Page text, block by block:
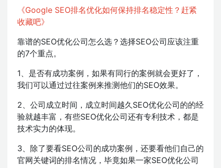
《Google SEO排名优化如何保持排名稳定性？赶紧
收藏吧》
靠谱的SEO优化公司怎么选？选择SEO公司应该注重
的7个重点。
1、是否有成功案例，如果有同行的案例就会更好了，
我们可以通过过往案例来推测他们的SEO效果。
2、公司成立时间，成立时间越久SEO优化公司的的经
验就越丰富，有些SEO优化公司还有专利技术，都是
技术实力的体现。
3、除了要看SEO公司的成功案例，还要看他们自己的
官网关键词的排名情况，毕竟如果一家SEO优化公司